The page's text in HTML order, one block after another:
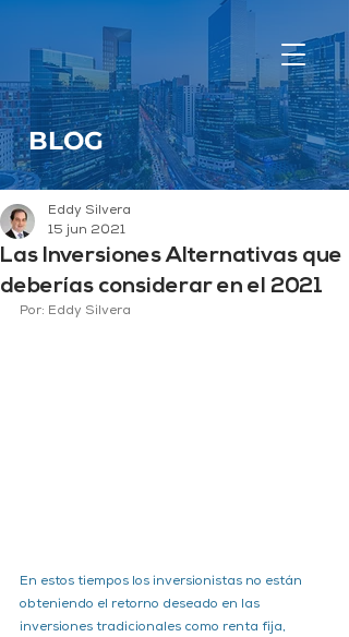
BLOG
Las Inversiones Alternativas que
deberías considerar en el 2021
Eddy Silvera
15 jun 2021
Por: Eddy Silvera
En estos tiempos los inversionistas no están
obteniendo el retorno deseado en las
inversiones tradicionales como renta fija,